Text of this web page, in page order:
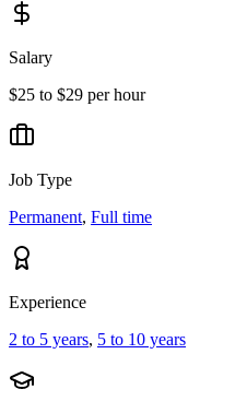
Salary
$25 to $29 per hour
Job Type
Permanent, Full time
Experience
2 to 5 years, 5 to 10 years